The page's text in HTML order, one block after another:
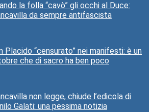
la folla “cavò” gli occhi al Duce:
da sempre antifascista
Placido “censurato” nei manifesti: è un
che di sacro ha ben poco
non legge, chiude l’edicola di
Galati: una pessima notizia